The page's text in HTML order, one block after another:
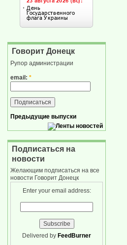
Говорит Донецк
Рупор администрации
email: *
Предыдущие выпуски
Подписаться на
новости
Желающим подписаться на все
новости Говорит Донецк
Enter your email address:
Delivered by FeedBurner